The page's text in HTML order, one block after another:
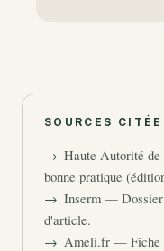
SOURCES
Haute Autorité
bonne pratique
Inserm — Dossier
d'article.
Ameli.fr — Fiche